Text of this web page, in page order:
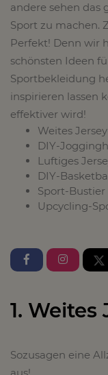
andere sehen das
Sport zu machen.
Perfekt! Denn wir
schönsten Ideen
Sportbekleidung
inspirieren lassen
effektiver wird!
Weites
DIY-
Luftiges
DIY-
Sport-Bustier
Upcycling-
1. Weites
Sozusagen eine